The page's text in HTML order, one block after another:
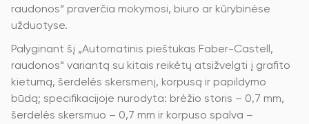
raudonos“ praverčia mokymosi, biuro ar kūrybinėse
užduotyse.
Palyginant šį „Automatinis pieštukas Faber-Castell,
raudonos“ variantą su kitais reikėtų atsižvelgti į grafito
kietumą, šerdelės skersmenį, korpusą ir papildymo
būdą; specifikacijoje nurodyta: brėžio storis – 0,7 mm,
šerdelės skersmuo – 0,7 mm ir korpuso spalva –